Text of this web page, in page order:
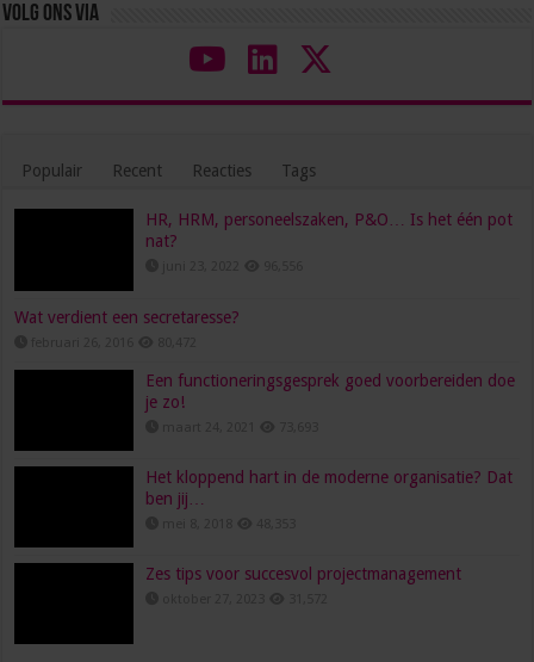
Volg ons via
Populair Recent Reacties Tags
HR, HRM, personeelszaken, P&O… Is het één pot
nat?
Wat verdient een secretaresse?
Een functioneringsgesprek goed voorbereiden doe
je zo!
Het kloppend hart in de moderne organisatie? Dat
ben jij…
Zes tips voor succesvol projectmanagement